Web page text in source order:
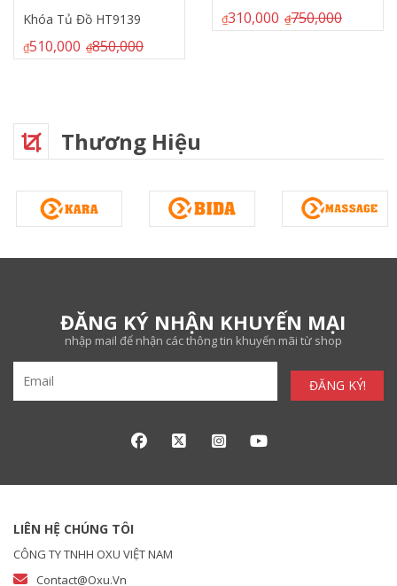
Khóa Tủ Đồ HT9139
₫510,000 ₫850,000
₫310,000 ₫750,000
Thương Hiệu
ĐĂNG KÝ NHẬN KHUYẾN MẠI
nhập mail để nhận các thông tin khuyến mãi từ shop
ĐĂNG KÝ!
LIÊN HỆ CHÚNG TÔI
CÔNG TY TNHH OXU VIỆT NAM
Contact@oxu.vn